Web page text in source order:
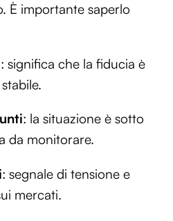
È importante saperlo
: significa che la fiducia è
: la situazione è sotto
da monitorare.
: segnale di tensione e
mercati.